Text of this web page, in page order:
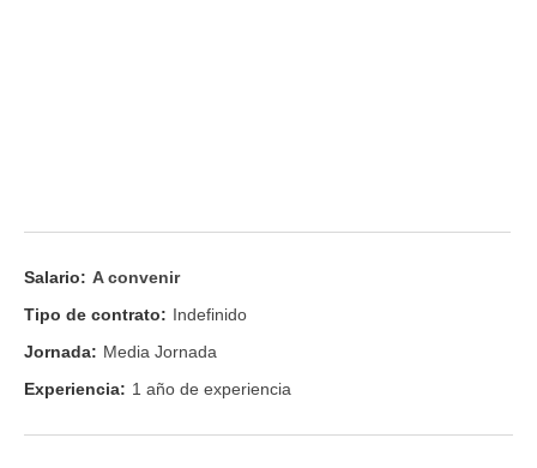
Salario: A convenir
Tipo de contrato: Indefinido
Jornada: Media Jornada
Experiencia: 1 año de experiencia